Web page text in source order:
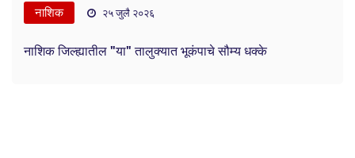
नाशिक २५ जुलै २०२६
नाशिक जिल्ह्यातील "या" तालुक्यात भूकंपाचे सौम्य धक्के